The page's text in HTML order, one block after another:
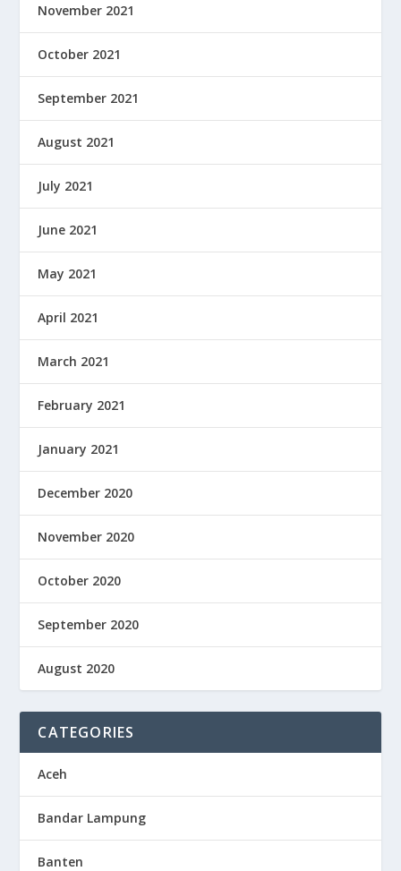
November 2021
October 2021
September 2021
August 2021
July 2021
June 2021
May 2021
April 2021
March 2021
February 2021
January 2021
December 2020
November 2020
October 2020
September 2020
August 2020
CATEGORIES
Aceh
Bandar Lampung
Banten